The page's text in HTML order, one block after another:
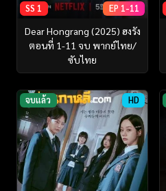
SS 1 EP 1-11
Dear Hongrang (2025) ฮงรัง
ตอนที่ 1-11 จบ พากย์ไทย/
ซับไทย
จบแล้ว HD